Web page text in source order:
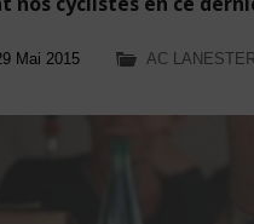
Mai 2015 AC